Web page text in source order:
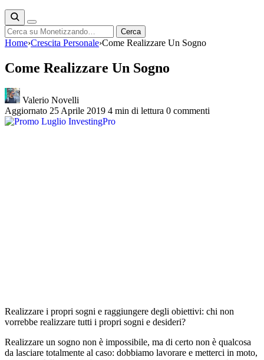
Cerca Cerca
Home›Crescita Personale›Come Realizzare Un Sogno
Come Realizzare Un Sogno
Valerio Novelli
Aggiornato 25 Aprile 2019 4 min di lettura 0 commenti
Realizzare i propri sogni e raggiungere degli obiettivi: chi non
vorrebbe realizzare tutti i propri sogni e desideri?
Realizzare un sogno non è impossibile, ma di certo non è qualcosa
da lasciare totalmente al caso: dobbiamo lavorare e metterci in moto,